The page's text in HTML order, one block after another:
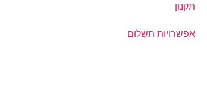
תקנון
אפשרויות תשלום